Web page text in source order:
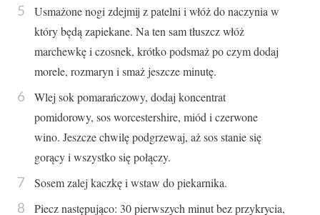
Usmażone nogi zdejmij z patelni i włóż do naczynia w
który będą zapiekane. Na ten sam tłuszcz włóż
marchewkę i czosnek, krótko podsmaż po czym dodaj
morele, rozmaryn i smaż jeszcze minutę.
Wlej sok pomarańczowy, dodaj koncentrat
pomidorowy, sos worcestershire, miód i czerwone
wino. Jeszcze chwilę podgrzewaj, aż sos stanie się
gorący i wszystko się połączy.
Sosem zalej kaczkę i wstaw do piekarnika.
Piecz następująco: 30 pierwszych minut bez przykrycia,